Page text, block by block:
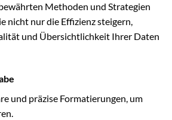
Methoden und Strategien
nicht nur die Effizienz steigern,
und Übersichtlichkeit Ihrer Daten
und präzise Formatierungen, um